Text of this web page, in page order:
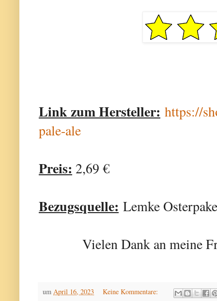
Link zum Hersteller: https://
pale-ale
Preis: 2,69 €
Bezugsquelle: Lemke
Vielen Dank an meine
um April 16, 2023 Keine Kommentare: